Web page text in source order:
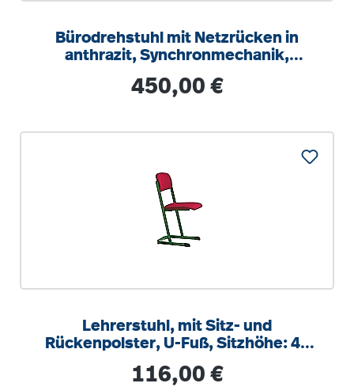
Bürodrehstuhl mit Netzrücken in
anthrazit, Synchronmechanik,
Regulärer Preis:
450,00 €
Lehrerstuhl, mit Sitz- und
Rückenpolster, U-Fuß, Sitzhöhe: 46
Regulärer Preis:
116,00 €